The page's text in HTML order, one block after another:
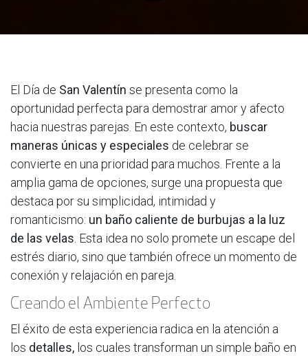
El Día de San Valentín se presenta como la
oportunidad perfecta para demostrar amor y afecto
hacia nuestras parejas. En este contexto, buscar
maneras únicas y especiales de celebrar se
convierte en una prioridad para muchos. Frente a la
amplia gama de opciones, surge una propuesta que
destaca por su simplicidad, intimidad y
romanticismo: un baño caliente de burbujas a la luz
de las velas . Esta idea no solo promete un escape del
estrés diario, sino que también ofrece un momento de
conexión y relajación en pareja.
Creando el Ambiente Perfecto
El éxito de esta experiencia radica en la atención a
los detalles, los cuales transforman un simple baño en